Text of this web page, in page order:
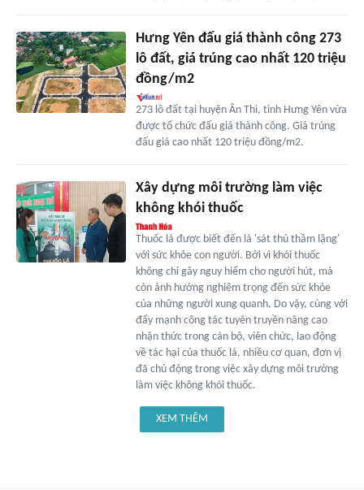
Hưng Yên đấu giá thành công 273
lô đất, giá trúng cao nhất 120 triệu
đồng/m2
273 lô đất tại huyện Ân Thi, tỉnh Hưng Yên vừa
được tổ chức đấu giá thành công. Giá trúng
đấu giá cao nhất 120 triệu đồng/m2.
Xây dựng môi trường làm việc
không khói thuốc
Thuốc lá được biết đến là 'sát thủ thầm lặng'
với sức khỏe con người. Bởi vì khói thuốc
không chỉ gây nguy hiểm cho người hút, mà
còn ảnh hưởng nghiêm trọng đến sức khỏe
của những người xung quanh. Do vậy, cùng với
đẩy mạnh công tác tuyên truyền nâng cao
nhận thức trong cán bộ, viên chức, lao động
về tác hại của thuốc lá, nhiều cơ quan, đơn vị
đã chủ động trong việc xây dựng môi trường
làm việc không khói thuốc.
XEM THÊM